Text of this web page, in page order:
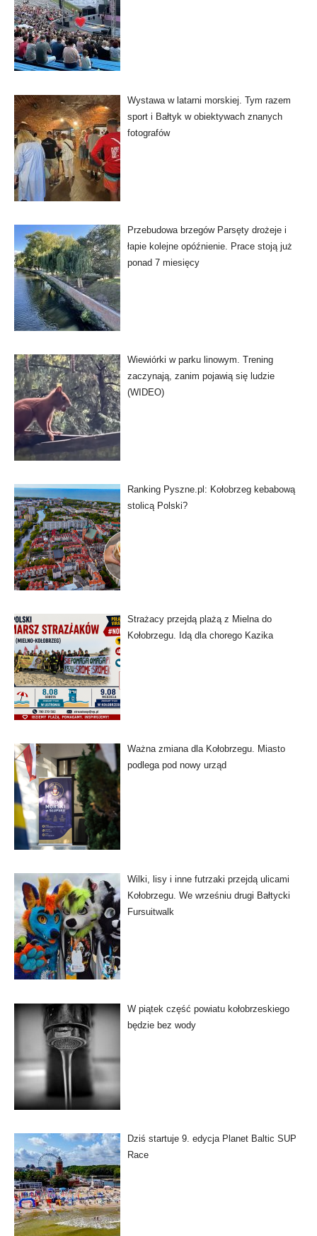
Wystawa w latarni morskiej. Tym razem
sport i Bałtyk w obiektywach znanych
fotografów
Przebudowa brzegów Parsęty drożeje i
łapie kolejne opóźnienie. Prace stoją już
ponad 7 miesięcy
Wiewiórki w parku linowym. Trening
zaczynają, zanim pojawią się ludzie
(WIDEO)
Ranking Pyszne.pl: Kołobrzeg kebabową
stolicą Polski?
Strażacy przejdą plażą z Mielna do
Kołobrzegu. Idą dla chorego Kazika
Ważna zmiana dla Kołobrzegu. Miasto
podlega pod nowy urząd
Wilki, lisy i inne futrzaki przejdą ulicami
Kołobrzegu. We wrześniu drugi Bałtycki
Fursuitwalk
W piątek część powiatu kołobrzeskiego
będzie bez wody
Dziś startuje 9. edycja Planet Baltic SUP
Race